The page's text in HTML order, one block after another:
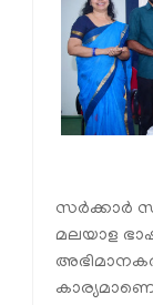
സർക്കാർ
മലയാള